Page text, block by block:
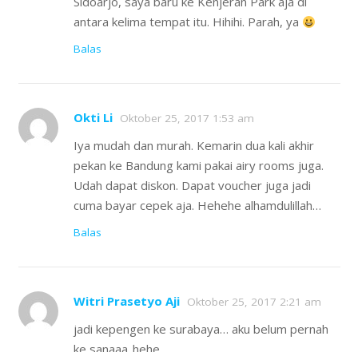
antara kelima tempat itu. Hihihi. Parah, ya
Balas
Okti Li Oktober 25, 2017 1:53 am
Iya mudah dan murah. Kemarin dua kali akhir
pekan ke Bandung kami pakai airy rooms juga.
Udah dapat diskon. Dapat voucher juga jadi
cuma bayar cepek aja. Hehehe alhamdulillah…
Balas
Witri Prasetyo Aji Oktober 25, 2017 2:21 am
jadi kepengen ke surabaya… aku belum pernah